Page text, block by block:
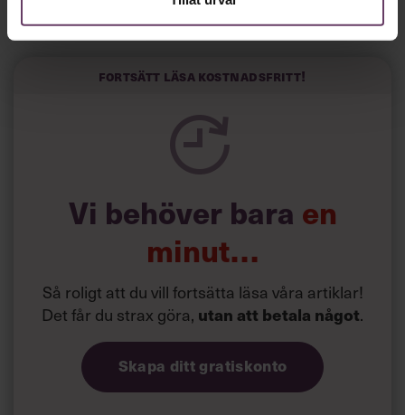
Horwitz har nu utvecklat sitt trick till en affärsidé: appen
Sinceerly som konverterar formellt och minutiöst
kortfattat slarviga vd-stilen.
Fortsätt läsa kostnadsfritt!
Vi behöver bara en
minut…
Så roligt att du vill fortsätta läsa våra artiklar!
Det får du strax göra, utan att betala något.
Skapa ditt gratiskonto